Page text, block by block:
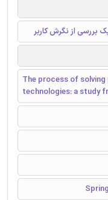
بررسی از نگرش کاربر
The process of
technologies: a study